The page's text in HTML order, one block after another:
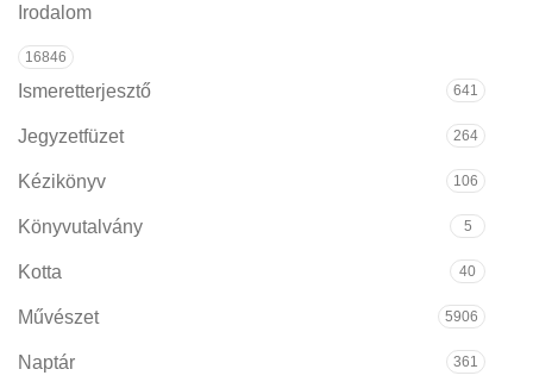
Irodalom
16846
Ismeretterjesztő 641
Jegyzetfüzet 264
Kézikönyv 106
Könyvutalvány 5
Kotta 40
Művészet 5906
Naptár 361